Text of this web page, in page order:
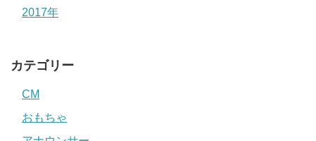
2017年
カテゴリー
CM
おもちゃ